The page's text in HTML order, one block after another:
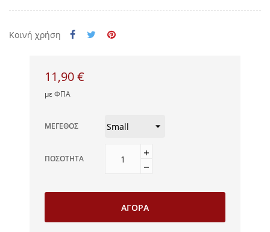
Κοινή χρήση
11,90 €
με ΦΠΑ
ΜΈΓΕΘΟΣ
ΠΟΣΌΤΗΤΑ
ΑΓΟΡΆ